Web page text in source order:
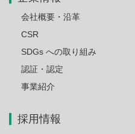
会社概要・沿革
CSR
SDGs への取り組み
認証・認定
事業紹介
採用情報